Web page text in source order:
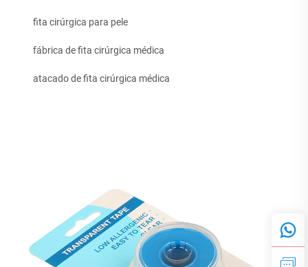
fita cirúrgica para pele
fábrica de fita cirúrgica médica
atacado de fita cirúrgica médica